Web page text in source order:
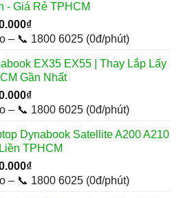
300.000₫.
- Giá Rẻ TPHCM
₫Giá
hiện
là:
180.000₫.
– 📞 1800 6025 (0đ/phút)
EX35 EX55 | Thay Lắp Lấy
Gần Nhất
₫Giá
hiện
là:
300.000₫.
– 📞 1800 6025 (0đ/phút)
Dynabook Satellite A200 A210
TPHCM
₫Giá
hiện
– 📞 1800 6025 (0đ/phút)